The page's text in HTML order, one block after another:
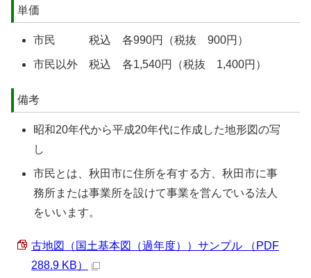
単価
市民 税込 各990円（税抜 900円）
市民以外 税込 各1,540円（税抜 1,400円）
備考
昭和20年代から平成20年代に作成した地形図の写
し
市民とは、秋田市に住所を有する方、秋田市に事
務所または事業所を設けて事業を営んでいる法人
をいいます。
古地図（国土基本図（過年度））サンプル （PDF
288.9 KB）